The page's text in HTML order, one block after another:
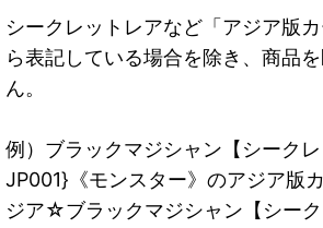
シークレットレアなど「アジア版
ら表記している場合を除き、商品
ん。
例）ブラックマジシャン【シーク
JP001}《モンスター》のアジア版
ジア☆ブラックマジシャン【シー